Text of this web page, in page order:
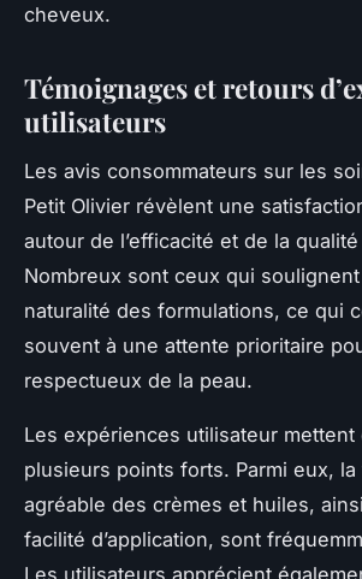
cheveux.
Témoignages et retours
utilisateurs
Les avis consommateurs sur les
Petit Olivier révèlent une
autour de l’efficacité et de la
Nombreux sont ceux qui
naturalité des formulations, ce qui
souvent à une attente prioritaire
respectueux de la peau.
Les expériences utilisateur mettent
plusieurs points forts. Parmi eux, la
agréable des crèmes et huiles,
facilité d’application, sont
Les utilisateurs apprécient